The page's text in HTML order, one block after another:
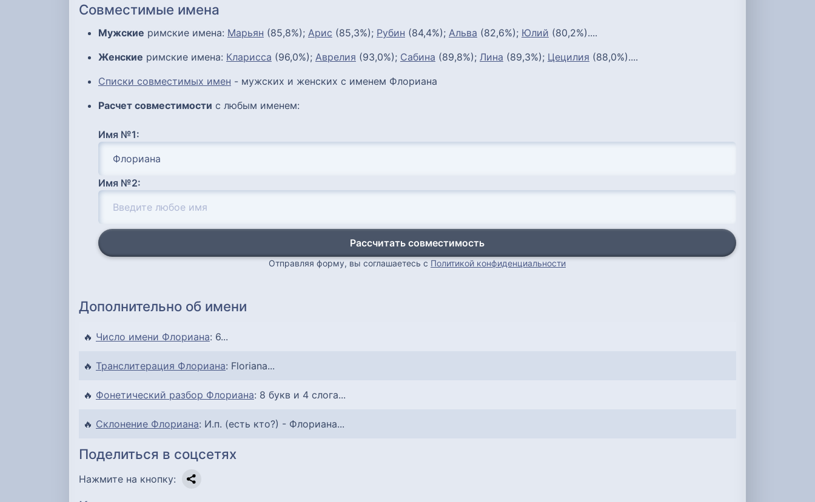
Совместимые имена
Мужские римские имена: Марьян (85,8%); Арис (85,3%); Рубин (84,4%); Альва (82,6%); Юлий (80,2%)....
Женские римские имена: Кларисса (96,0%); Аврелия (93,0%); Сабина (89,8%); Лина (89,3%); Цецилия (88,0%)....
Списки совместимых имен - мужских и женских с именем Флориана
Расчет совместимости с любым именем:
Имя №1:
Имя №2:
Рассчитать совместимость
Отправляя форму, вы соглашаетесь с Политикой конфиденциальности
Дополнительно об имени
🔥 Число имени Флориана: 6...
🔥 Транслитерация Флориана: Floriana...
🔥 Фонетический разбор Флориана: 8 букв и 4 слога...
🔥 Склонение Флориана: И.п. (есть кто?) - Флориана...
Поделиться в соцсетях
Нажмите на кнопку: